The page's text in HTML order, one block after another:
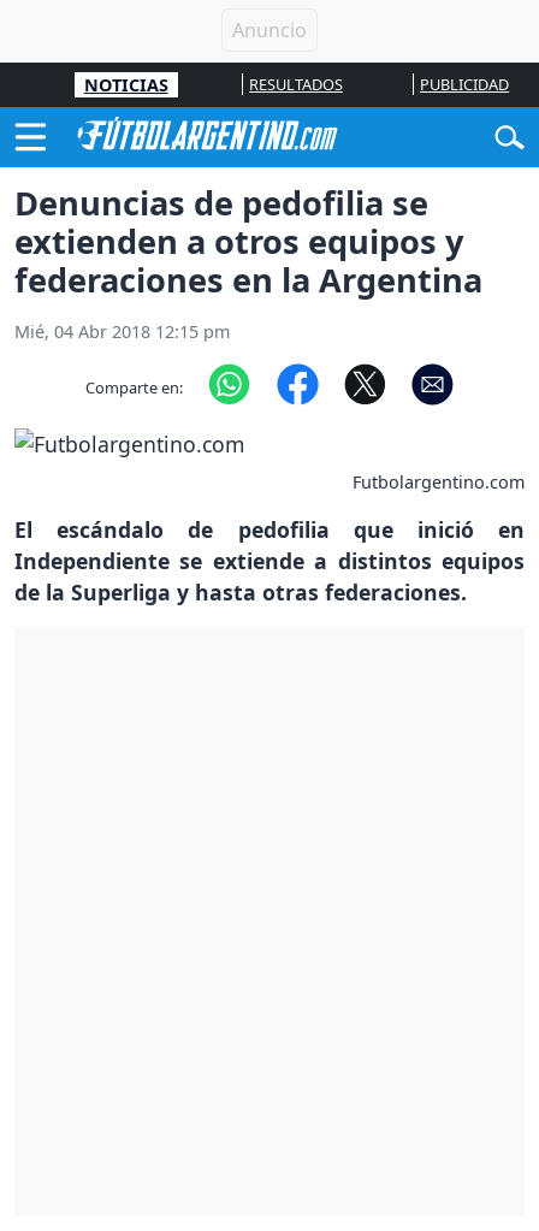
NOTICIAS RESULTADOS PUBLICIDAD
Denuncias de pedofilia se
extienden a otros equipos y
federaciones en la Argentina
Mié, 04 Abr 2018 12:15 pm
Comparte en:
Futbolargentino.com
El escándalo de pedofilia que inició en
Independiente se extiende a distintos equipos
de la Superliga y hasta otras federaciones.